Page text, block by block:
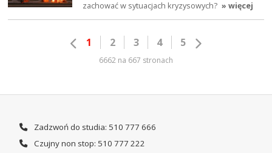
zachować w sytuacjach kryzysowych? » więcej
1 2 3 4 5
6662 na 667 stronach
Zadzwoń do studia: 510 777 666
Czujny non stop: 510 777 222